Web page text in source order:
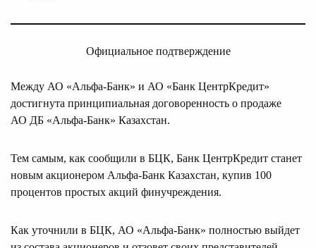
Официальное подтверждение
Между АО «Альфа-Банк» и АО «Банк ЦентрКредит»
достигнута принципиальная договоренность о продаже
АО ДБ «Альфа-Банк» Казахстан.
Тем самым, как сообщили в БЦК, Банк ЦентрКредит станет
новым акционером Альфа-Банк Казахстан, купив 100
процентов простых акций финучреждения.
Как уточнили в БЦК, АО «Альфа-Банк» полностью выйдет